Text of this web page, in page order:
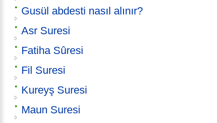
Gusül abdesti nasıl alınır?
Asr Suresi
Fatiha Sûresi
Fil Suresi
Kureyş Suresi
Maun Suresi